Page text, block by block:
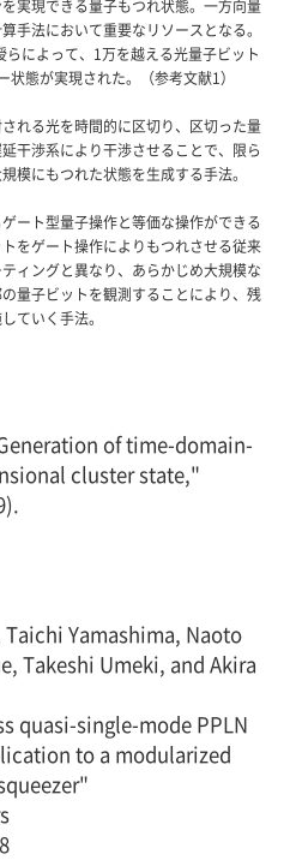
実現できる量子もつれ状態。一方向量
手法において重要なリソースとなる。
によって、1万を越える光量子ビット
態が実現された。（参考文献1）
れる光を時間的に区切り、区切った量
干渉系により干渉させることで、限ら
模にもつれた状態を生成する手法。
ート型量子操作と等価な操作ができる
をゲート操作によりもつれさせる従来
ィングと異なり、あらかじめ大規模な
量子ビットを観測することにより、残
ていく手法。
of time-domain-
cluster state,"
Yamashima, Naoto
Takeshi Umeki, and Akira
quasi-single-mode PPLN
to a modularized